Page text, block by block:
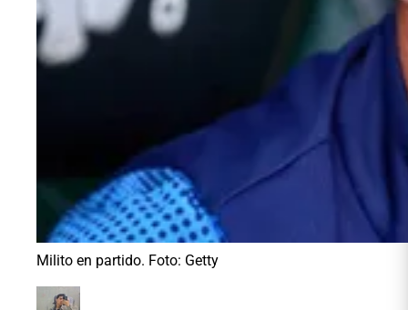
Milito en partido. Foto: Getty